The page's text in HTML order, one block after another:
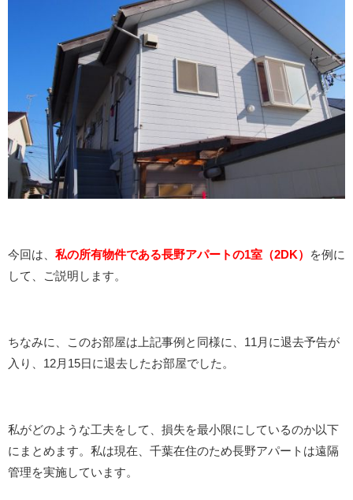
今回は、 私の所有物件である長野アパートの1室（2DK）
を例に
して、ご説明します。
ちなみに、このお部屋は上記事例と同様に、11月に退去予告が
入り、12月15日に退去したお部屋でした。
私がどのような工夫をして、損失を最小限にしているのか以下
にまとめます。私は現在、千葉在住のため長野アパートは遠隔
管理を実施しています。